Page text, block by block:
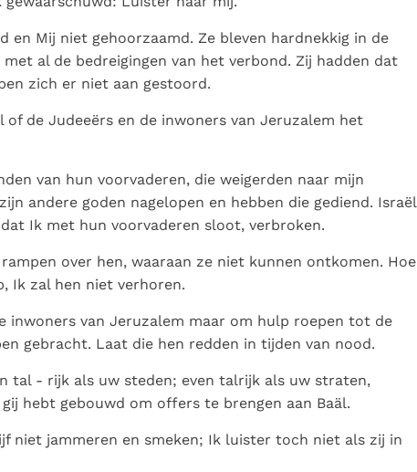
en Mij niet gehoorzaamd. Ze bleven hardnekkig in de
al de bedreigingen van het verbond. Zij hadden dat
zich er niet aan gestoord.
de Judeeërs en de inwoners van Jeruzalem het
van hun voorvaderen, die weigerden naar mijn
andere goden nagelopen en hebben die gediend. Israël
Ik met hun voorvaderen sloot, verbroken.
over hen, waaraan ze niet kunnen ontkomen. Hoe
Ik zal hen niet verhoren.
inwoners van Jeruzalem maar om hulp roepen tot de
gebracht. Laat die hen redden in tijden van nood.
tal - rijk als uw steden; even talrijk als uw straten,
hebt gebouwd om offers te brengen aan Baäl.
niet jammeren en smeken; Ik luister toch niet als zij in